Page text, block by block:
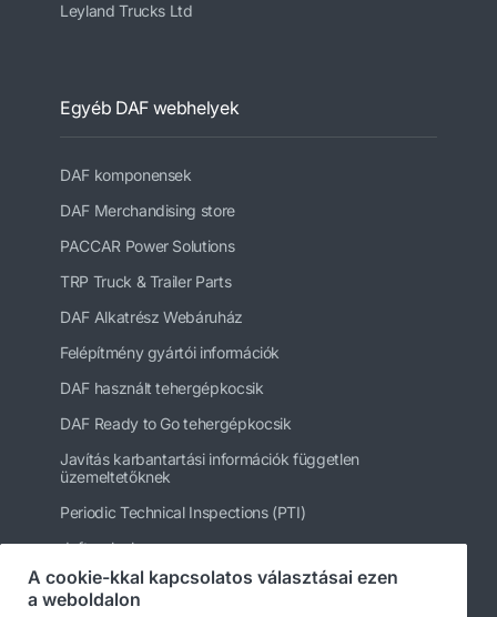
Leyland Trucks Ltd
Egyéb DAF webhelyek
DAF komponensek
DAF Merchandising store
PACCAR Power Solutions
TRP Truck & Trailer Parts
DAF Alkatrész Webáruház
Felépítmény gyártói információk
DAF használt tehergépkocsik
DAF Ready to Go tehergépkocsik
Javítás karbantartási információk független
üzemeltetőknek
Periodic Technical Inspections (PTI)
daftrucks.hu
Egyéb DAF webhelyek
A cookie-kkal kapcsolatos választásai ezen
a weboldalon